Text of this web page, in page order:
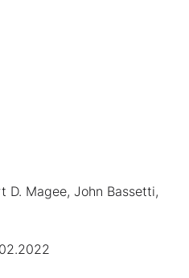
D. Magee, John Bassetti,